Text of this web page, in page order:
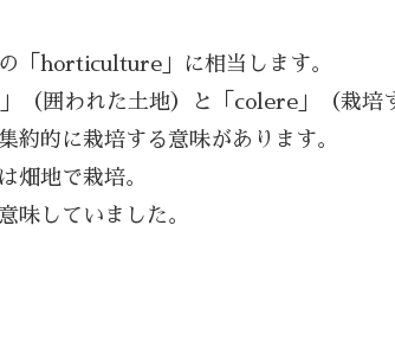
「horticulture」に相当します。
（囲われた土地）と「colere」（栽培
約的に栽培する意味があります。
畑地で栽培。
味していました。